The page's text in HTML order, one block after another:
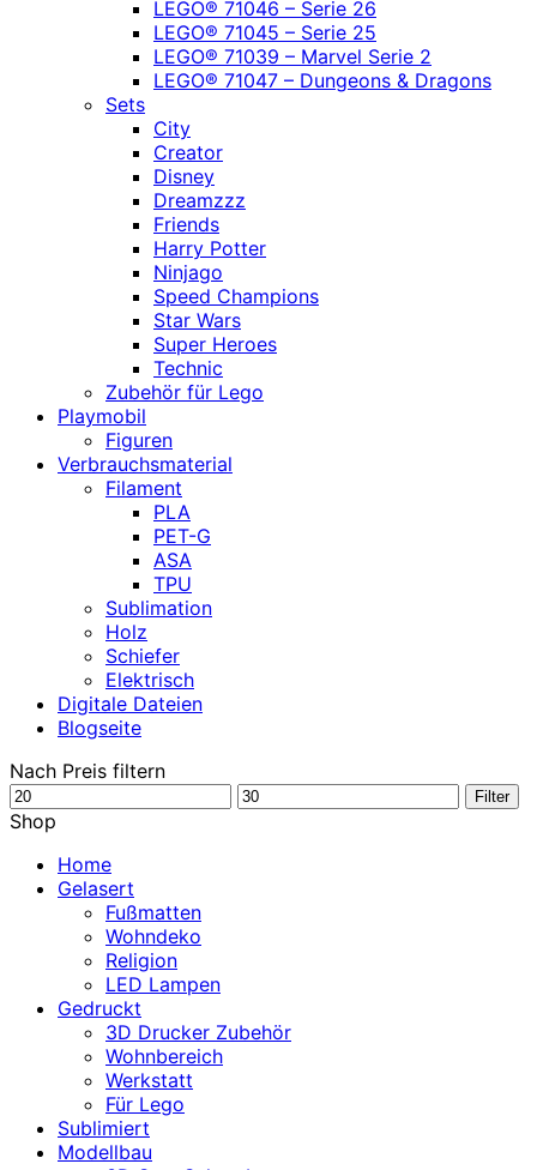
LEGO® 71046 – Serie 26
LEGO® 71045 – Serie 25
LEGO® 71039 – Marvel Serie 2
LEGO® 71047 – Dungeons & Dragons
Sets
City
Creator
Disney
Dreamzzz
Friends
Harry Potter
Ninjago
Speed Champions
Star Wars
Super Heroes
Technic
Zubehör für Lego
Playmobil
Figuren
Verbrauchsmaterial
Filament
PLA
PET-G
ASA
TPU
Sublimation
Holz
Schiefer
Elektrisch
Digitale Dateien
Blogseite
Nach Preis filtern
Min.
Preis
Max.
Filter
Shop
Home
Gelasert
Fußmatten
Wohndeko
Religion
LED Lampen
Gedruckt
3D Drucker Zubehör
Wohnbereich
Werkstatt
Für Lego
Sublimiert
Modellbau